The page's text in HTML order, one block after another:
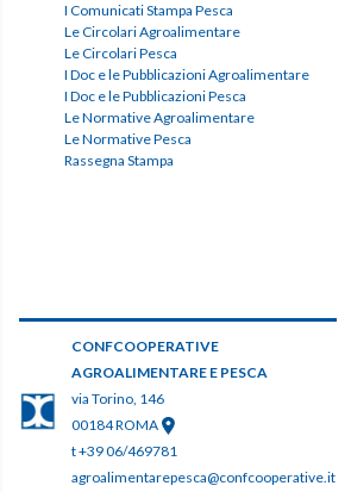
CONFCOOPERATIVE
AGROALIMENTARE E PESCA
via Torino, 146
00184 ROMA
t +39 06/469781
agroalimentarepesca@confcooperative.it
I Comunicati Stampa Pesca
Le Circolari Agroalimentare
Le Circolari Pesca
I Doc e le Pubblicazioni Agroalimentare
I Doc e le Pubblicazioni Pesca
Le Normative Agroalimentare
Le Normative Pesca
Rassegna Stampa